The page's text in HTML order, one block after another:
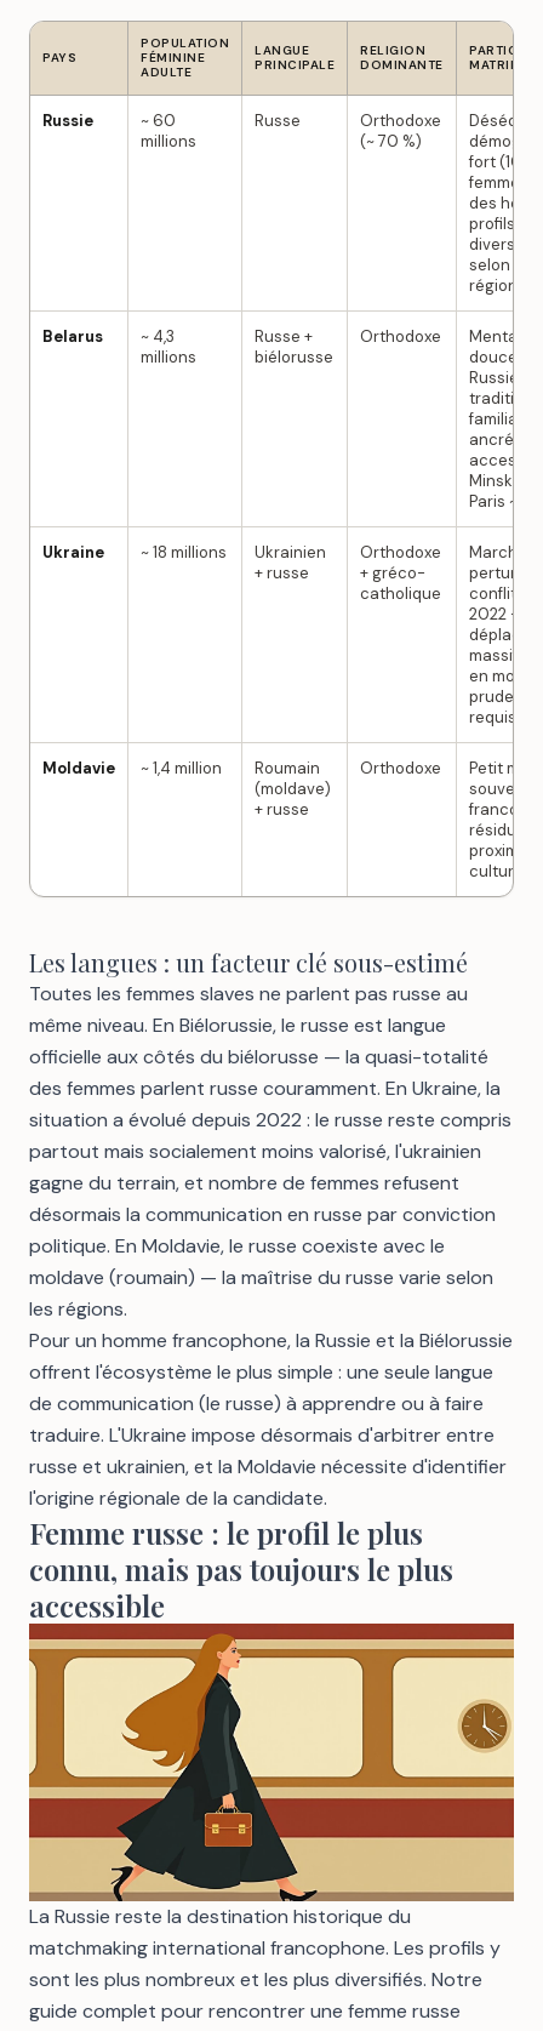
PAYS
POPULATION
FÉMININE
ADULTE
LANGUE
PRINCIPALE
RELIGION
DOMINANTE
Russie
~ 60
millions
Russe
Orthodoxe
(~ 70 %)
fort (10 M
femmes
des
profils
selon les
régions
Belarus
~ 4,3
millions
Russe +
biélorusse
Orthodoxe
douce
Russie,
traditions
ancrées,
Minsk
Paris ~ 3
Ukraine ~ 18 millions
Ukrainien
+ russe
Orthodoxe
+ gréco-
catholique
Marché
perturbé
conflit
2022 —
massifs,
en
prudence
requise
Moldavie ~ 1,4 million
Roumain
(moldave)
+ russe
Orthodoxe
Petit
souvent
proximité
Les langues : un facteur clé sous-estimé
Toutes les femmes slaves ne parlent pas russe au
même niveau. En Biélorussie, le russe est langue
officielle aux côtés du biélorusse — la quasi-totalité
des femmes parlent russe couramment. En Ukraine, la
situation a évolué depuis 2022 : le russe reste compris
partout mais socialement moins valorisé, l'ukrainien
gagne du terrain, et nombre de femmes refusent
désormais la communication en russe par conviction
politique. En Moldavie, le russe coexiste avec le
moldave (roumain) — la maîtrise du russe varie selon
les régions.
Pour un homme francophone, la Russie et la Biélorussie
offrent l'écosystème le plus simple : une seule langue
de communication (le russe) à apprendre ou à faire
traduire. L'Ukraine impose désormais d'arbitrer entre
russe et ukrainien, et la Moldavie nécessite d'identifier
l'origine régionale de la candidate.
Femme russe : le profil le plus
connu, mais pas toujours le plus
accessible
La Russie reste la destination historique du
matchmaking international francophone. Les profils y
sont les plus nombreux et les plus diversifiés. Notre
guide complet pour rencontrer une femme russe